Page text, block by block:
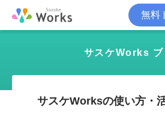
無料
サスケWorks ブ
サスケWorksの使い方・